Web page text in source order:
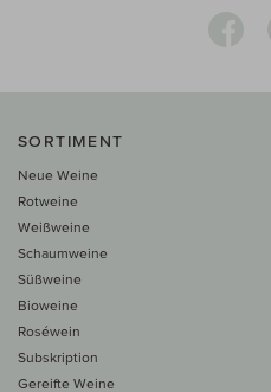
SORTIMENT
Neue Weine
Rotweine
Weißweine
Schaumweine
Süßweine
Bioweine
Roséwein
Subskription
Gereifte Weine